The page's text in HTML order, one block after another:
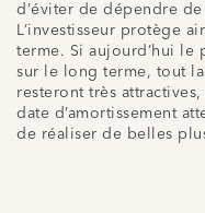
d’éviter de dépendre
L’investisseur protège
terme. Si aujourd’hui le
sur le long terme, tout
resteront très
date d’amortissement
de réaliser de belles